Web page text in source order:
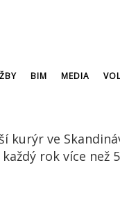
BIM MEDIA
kurýr ve
rok více než